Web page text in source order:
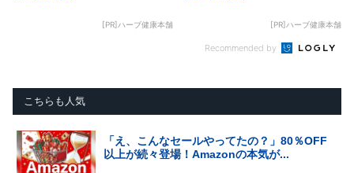
[PR]ハーブ健康本舗 [PR]ハーブ健康本舗
Recommended by
こちらも人気
「え、こんなセールやってたの？」80％OFF
以上が続々登場！Amazonの本気が...